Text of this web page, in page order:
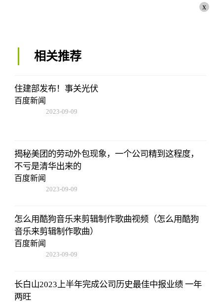
x
相关推荐
住建部发布！事关光伏
百度新闻
2023-09-09
揭秘美团的劳动外包现象，一个公司精到这程度，
不亏是清华出来的
百度新闻
2023-09-09
怎么用酷狗音乐来剪辑制作歌曲视频（怎么用酷狗
音乐来剪辑制作歌曲）
百度新闻
2023-09-09
长白山2023上半年完成公司历史最佳中报业绩 一年
两旺